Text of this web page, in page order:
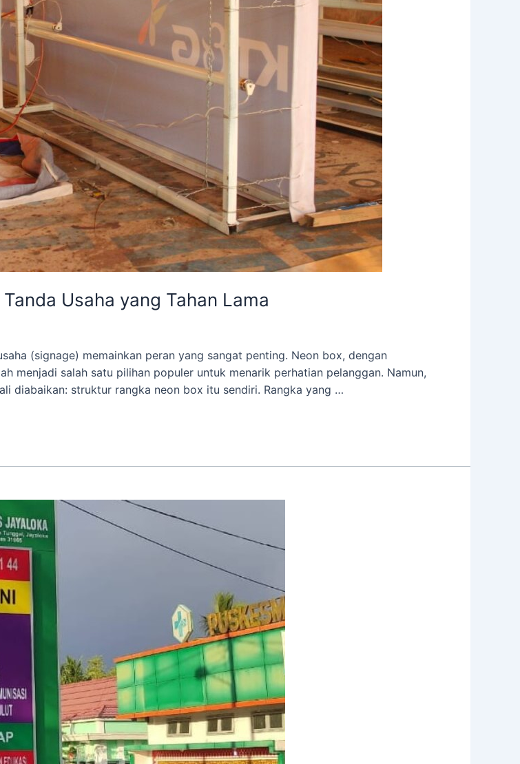
Usaha yang Tahan Lama
(signage) memainkan peran yang sangat penting. Neon box, dengan
menjadi salah satu pilihan populer untuk menarik perhatian pelanggan. Namun,
diabaikan: struktur rangka neon box itu sendiri. Rangka yang …